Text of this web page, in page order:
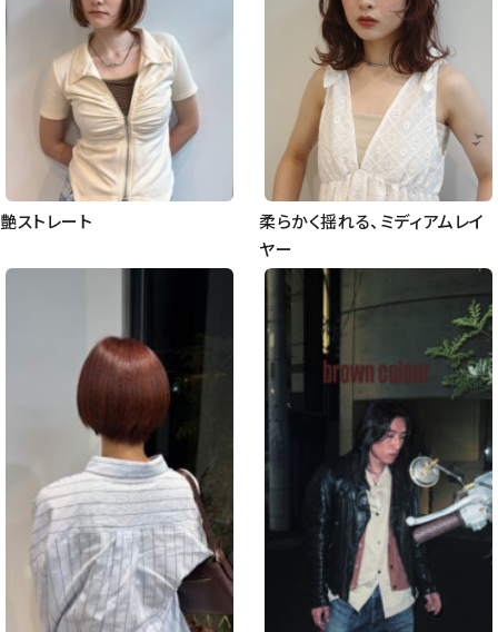
艶ストレート
柔らかく揺れる、ミディアムレイ
ヤー